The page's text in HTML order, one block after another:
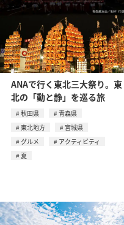
ANAで行く東北三大祭り。東
北の「動と静」を巡る旅
秋田県
青森県
東北地方
宮城県
グルメ
アクティビティ
夏